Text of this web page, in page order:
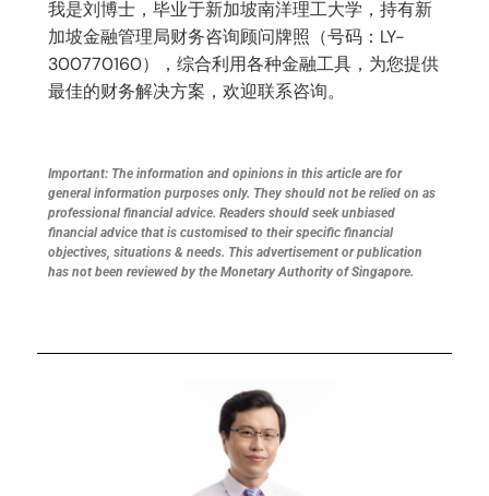
我是刘博士，毕业于新加坡南洋理工大学，持有新
加坡金融管理局财务咨询顾问牌照（号码：LY-
300770160），综合利用各种金融工具，为您提供
最佳的财务解决方案，欢迎联系咨询。
Important: The information and opinions in this article are for
general information purposes only. They should not be relied on as
professional financial advice. Readers should seek unbiased
financial advice that is customised to their specific financial
objectives, situations & needs. This advertisement or publication
has not been reviewed by the Monetary Authority of Singapore.